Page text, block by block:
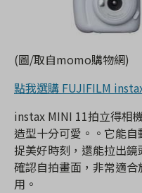
(圖/取自momo購物網)
點我選購 FUJIFILM
instax MINI 11拍立得相
造型十分可愛。。它能
捉美好時刻，還能拉出
確認自拍畫面，非常適
用。